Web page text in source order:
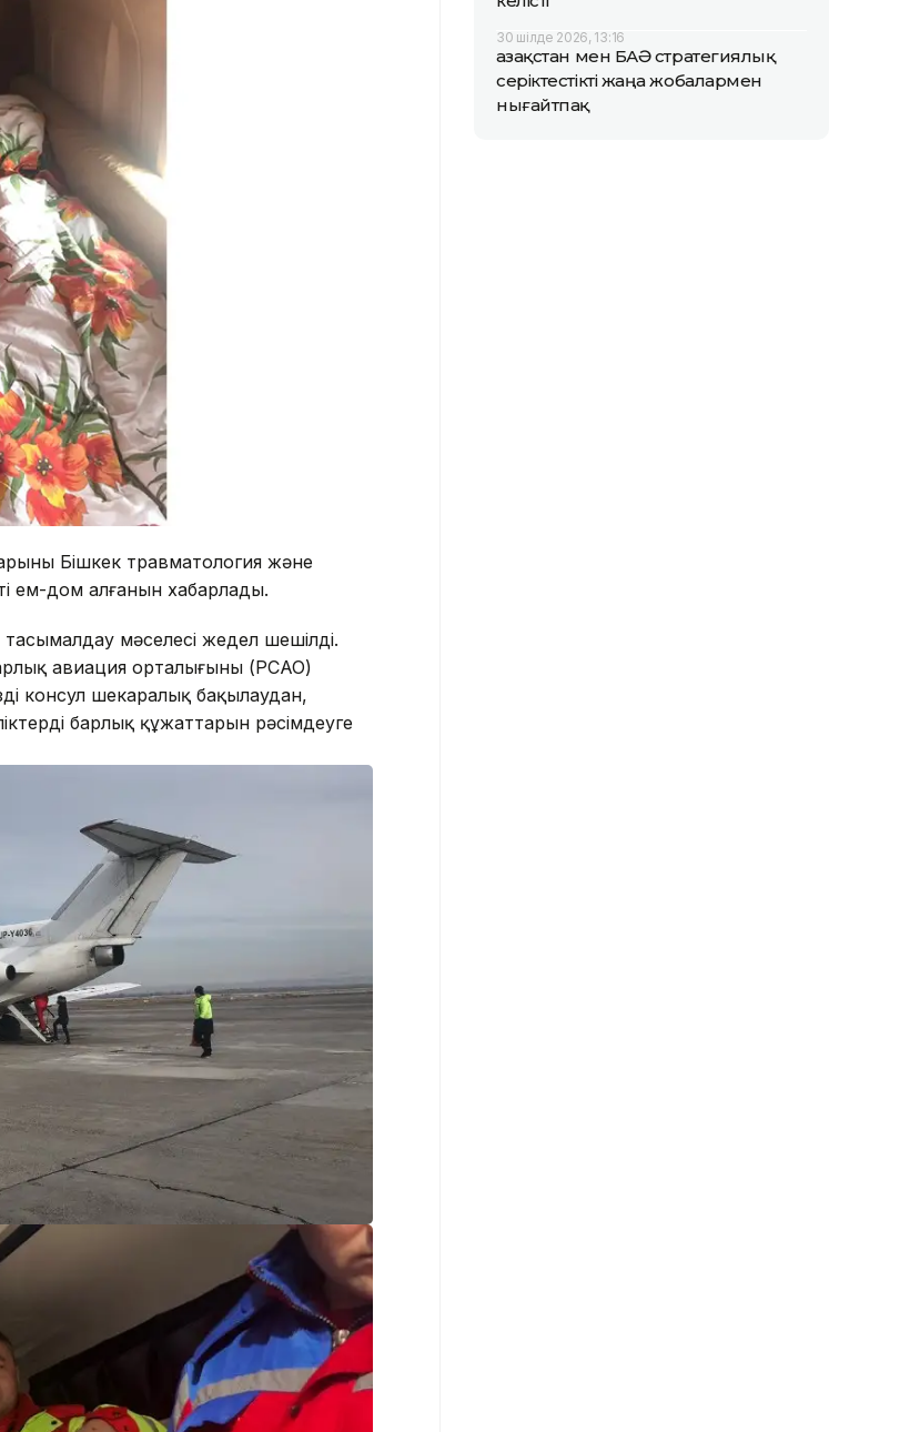
Бішкек травматология және
ем-дом алғанын хабарлады.
мәселесі жедел шешілді.
авиация орталығының (РСАО)
консул шекаралық бақылаудан,
барлық құжаттарын рәсімдеуге
30 шілде 2026, 13:16
Қазақстан мен БАӘ стратегиялық
серіктестікті жаңа жобалармен
нығайтпақ